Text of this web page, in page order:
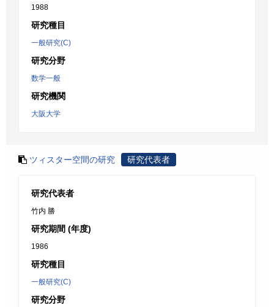
1988
研究種目
一般研究(C)
研究分野
数学一般
研究機関
大阪大学
ツィスター空間の研究 研究代表者
研究代表者
竹内 勝
研究期間 (年度)
1986
研究種目
一般研究(C)
研究分野